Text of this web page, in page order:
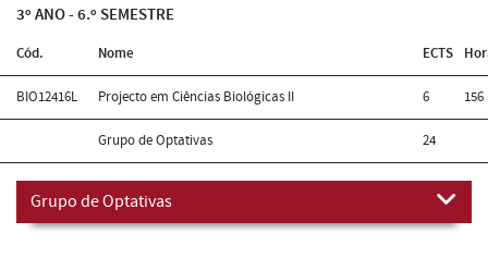
3º ANO - 6.º SEMESTRE
Cód. Nome ECTS
BIO12416L Projecto em Ciências Biológicas II 6 156
Grupo de Optativas 24
Grupo de Optativas